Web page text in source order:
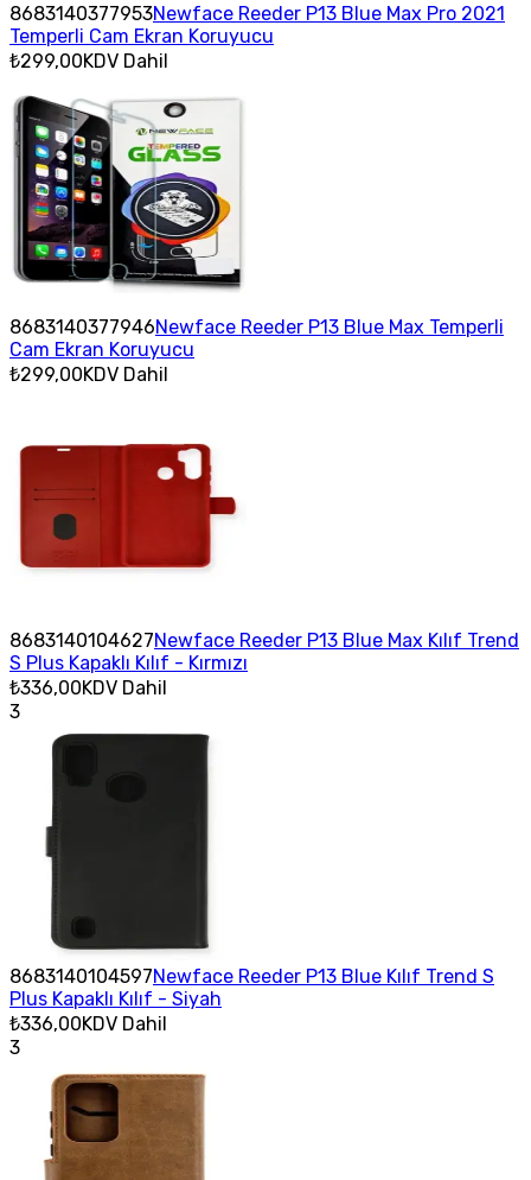
8683140377953Newface Reeder P13 Blue Max Pro 2021
Temperli Cam Ekran Koruyucu
₺299,00KDV Dahil
8683140377946Newface Reeder P13 Blue Max Temperli
Cam Ekran Koruyucu
₺299,00KDV Dahil
8683140104627Newface Reeder P13 Blue Max Kılıf Trend
S Plus Kapaklı Kılıf - Kırmızı
₺336,00KDV Dahil
3
8683140104597Newface Reeder P13 Blue Kılıf Trend S
Plus Kapaklı Kılıf - Siyah
₺336,00KDV Dahil
3